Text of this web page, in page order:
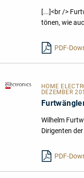
[...]<br />
tönen, wie
PDF-
HOME
DEZEMBER
Wilhelm
Dirigenten der
PDF-